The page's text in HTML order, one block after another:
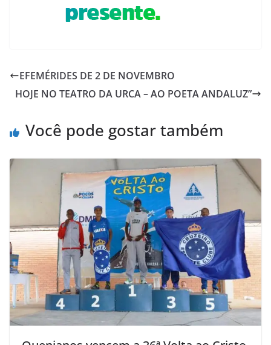
EFEMÉRIDES DE 2 DE NOVEMBRO
HOJE NO TEATRO DA URCA – AO POETA ANDALUZ”
Você pode gostar também